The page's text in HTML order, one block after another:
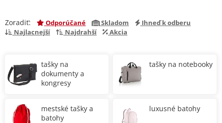
Zoradiť: Odporúčané Skladom
Ihneď k odberu
Najlacnejší
Najdrahší Akcia
tašky na
dokumenty a
kongresy
tašky na notebooky
mestské tašky a
batohy
luxusné batohy